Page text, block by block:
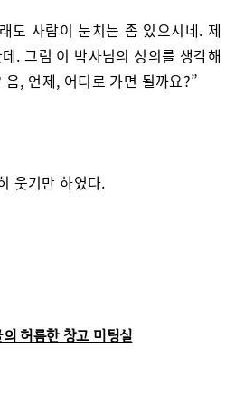
도 사람이 눈치는 좀 있으시네. 제
. 그럼 이 박사님의 성의를 생각해
, 언제, 어디로 가면 될까요?”
웃기만 하였다.
허름한 창고 미팅실